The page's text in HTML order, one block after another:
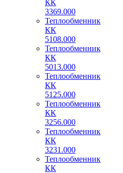
КК
3369.000
Теплообменник
КК
5108.000
Теплообменник
КК
5013.000
Теплообменник
КК
5125.000
Теплообменник
КК
3256.000
Теплообменник
КК
3231.000
Теплообменник
КК